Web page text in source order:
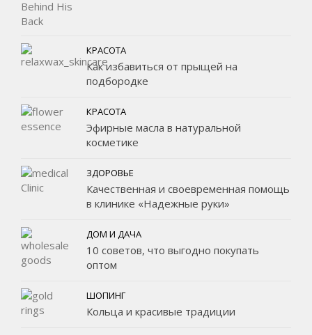
КРАСОТА
Как избавиться от прыщей на
подбородке
КРАСОТА
Эфирные масла в натуральной
косметике
ЗДОРОВЬЕ
Качественная и своевременная помощь
в клинике «Надежные руки»
ДОМ И ДАЧА
10 советов, что выгодно покупать
оптом
ШОПИНГ
Кольца и красивые традиции